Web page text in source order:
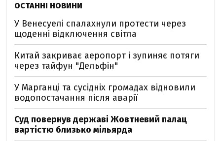
ОСТАННІ НОВИНИ
У Венесуелі спалахнули протести через
щоденні відключення світла
Китай закриває аеропорт і зупиняє потяги
через тайфун "Дельфін"
У Марганці та сусідніх громадах відновили
водопостачання після аварії
Суд повернув державі Жовтневий палац
вартістю близько мільярда